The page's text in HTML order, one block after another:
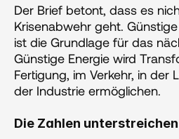
Der Brief betont, dass es
Krisenabwehr geht.
ist die Grundlage für das
Günstige Energie wird
Fertigung, im Verkehr, in der
der Industrie ermöglichen.
Die Zahlen